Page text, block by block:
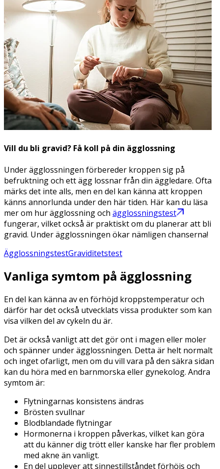
Vill du bli gravid? Få koll på din ägglossning
Under ägglossningen förbereder kroppen sig på
befruktning och ett ägg lossnar från din äggledare. Ofta
märks det inte alls, men en del kan känna att kroppen
känns annorlunda under den här tiden. Här kan du läsa
mer om hur ägglossning och ägglossningstest
fungerar, vilket också är praktiskt om du planerar att bli
gravid. Under ägglossningen ökar nämligen chanserna!
ÄgglossningstestGraviditetstest
Vanliga symtom på ägglossning
En del kan känna av en förhöjd kroppstemperatur och
därför har det också utvecklats vissa produkter som kan
visa vilken del av cykeln du är.
Det är också vanligt att det gör ont i magen eller moler
och spänner under ägglossningen. Detta är helt normalt
och inget ofarligt, men om du vill vara på den säkra sidan
kan du höra med en barnmorska eller gynekolog. Andra
symtom är:
Flytningarnas konsistens ändras
Brösten svullnar
Blodblandade flytningar
Hormonerna i kroppen påverkas, vilket kan göra
att du känner dig trött eller kanske har fler problem
med akne än vanligt.
En del upplever att sinnestillståndet förhöjs och